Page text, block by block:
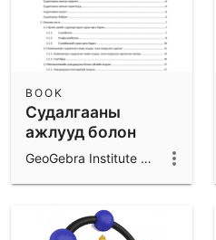
Operations
Probability and Statistics
Community Resources
Get started with our Resources
3D Calculator
Notes
App Downloads
Судалгааны
ажлууд болон
хэвлэл
BOOK
GeoGebra Institute of Mongolia